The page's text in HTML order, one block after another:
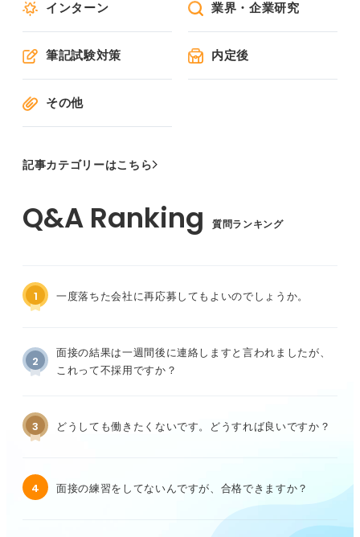
インターン 業界・企業研究
筆記試験対策 内定後
その他
記事カテゴリーはこちら
質問ランキング
1 一度落ちた会社に再応募してもよいのでしょうか。
2
面接の結果は一週間後に連絡しますと言われましたが、
これって不採用ですか？
3 どうしても働きたくないです。どうすれば良いですか？
4 面接の練習をしてないんですが、合格できますか？